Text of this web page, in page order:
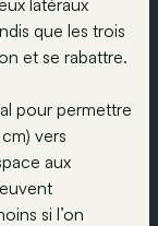
latéraux
que les trois
et se rabattre.
pour permettre
vers
aux
si l’on